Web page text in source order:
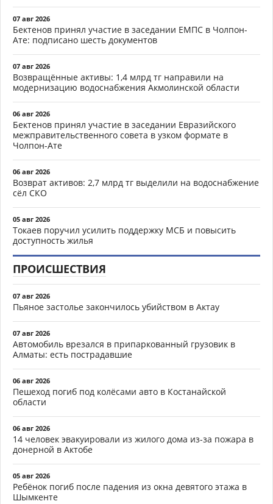
07 авг 2026
Бектенов принял участие в заседании ЕМПС в Чолпон-
Ате: подписано шесть документов
07 авг 2026
Возвращённые активы: 1,4 млрд тг направили на
модернизацию водоснабжения Акмолинской области
06 авг 2026
Бектенов принял участие в заседании Евразийского
межправительственного совета в узком формате в
Чолпон-Ате
06 авг 2026
Возврат активов: 2,7 млрд тг выделили на водоснабжение
сёл СКО
05 авг 2026
Токаев поручил усилить поддержку МСБ и повысить
доступность жилья
ПРОИСШЕСТВИЯ
07 авг 2026
Пьяное застолье закончилось убийством в Актау
07 авг 2026
Автомобиль врезался в припаркованный грузовик в
Алматы: есть пострадавшие
06 авг 2026
Пешеход погиб под колёсами авто в Костанайской
области
06 авг 2026
14 человек эвакуировали из жилого дома из-за пожара в
донерной в Актобе
05 авг 2026
Ребёнок погиб после падения из окна девятого этажа в
Шымкенте